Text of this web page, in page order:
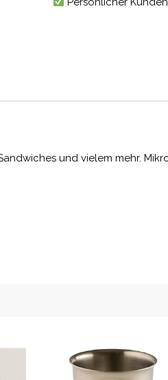
und vielem mehr.